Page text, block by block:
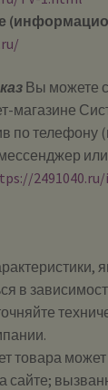
Вы можете
магазине
по телефону
в
товара
сайте;